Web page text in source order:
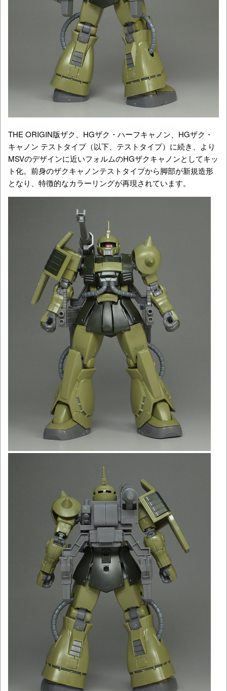
THE ORIGIN版ザク、HGザク・ハーフキャノン、HGザク・
キャノン テストタイプ（以下、テストタイプ）に続き、より
MSVのデザインに近いフォルムのHGザクキャノンとしてキッ
ト化。前身のザクキャノンテストタイプから脚部が新規造形
となり、特徴的なカラーリングが再現されています。